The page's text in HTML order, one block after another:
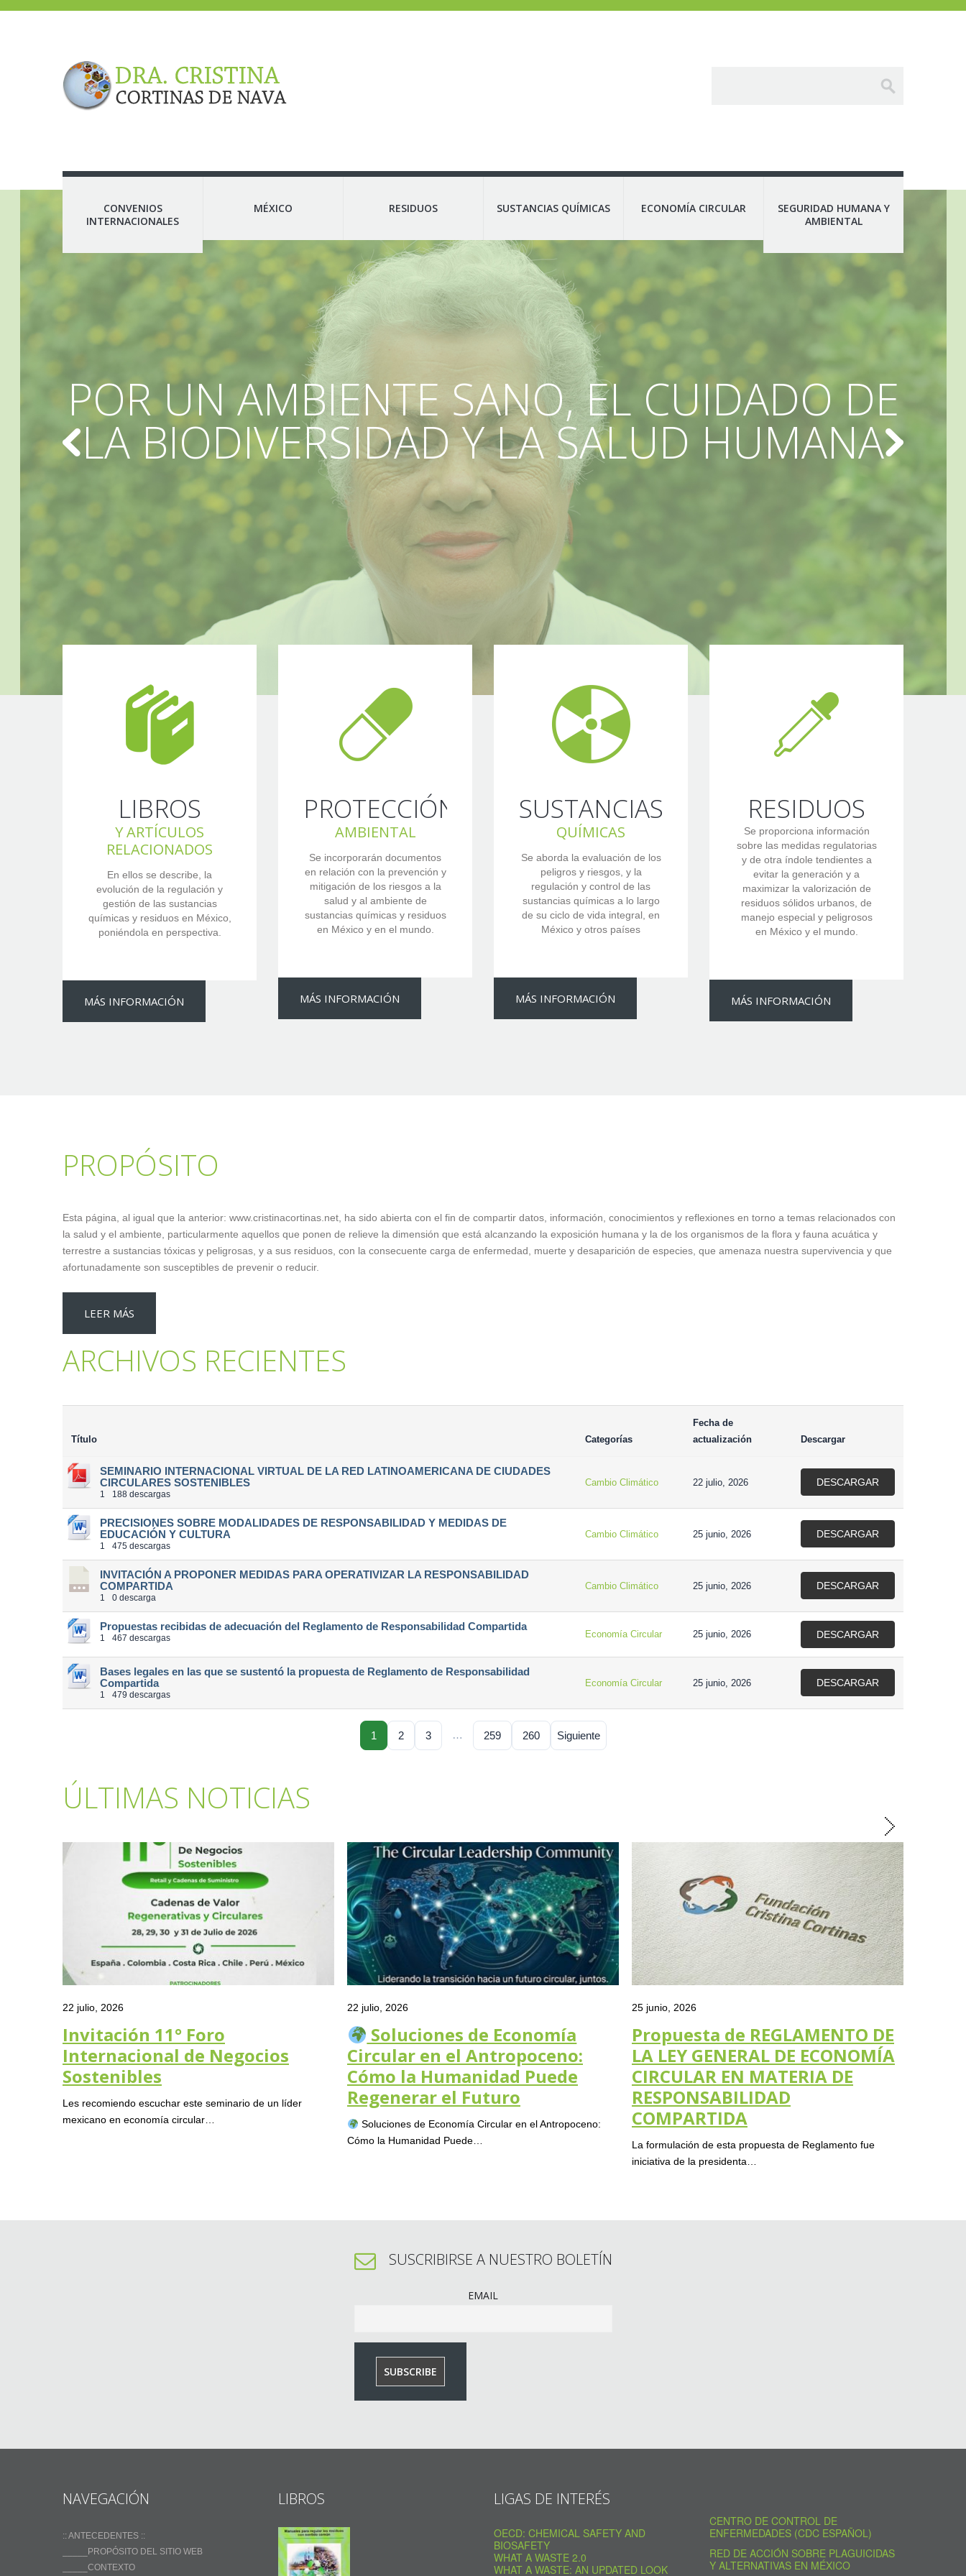
CONVENIOS
INTERNACIONALES
MÉXICO RESIDUOS SUSTANCIAS QUÍMICAS ECONOMÍA CIRCULAR
SEGURIDAD HUMANA Y
AMBIENTAL
POR UN AMBIENTE SANO, EL CUIDADO DE
LA BIODIVERSIDAD Y LA SALUD HUMANA
LIBROS
Y ARTÍCULOS
RELACIONADOS
En ellos se describe, la
evolución de la regulación y
gestión de las sustancias
químicas y residuos en México,
poniéndola en perspectiva.
MÁS INFORMACIÓN
PROTECCIÓN
AMBIENTAL
Se incorporarán documentos
en relación con la prevención y
mitigación de los riesgos a la
salud y al ambiente de
sustancias químicas y residuos
en México y en el mundo.
MÁS INFORMACIÓN
SUSTANCIAS
QUÍMICAS
Se aborda la evaluación de los
peligros y riesgos, y la
regulación y control de las
sustancias químicas a lo largo
de su ciclo de vida integral, en
México y otros países
MÁS INFORMACIÓN
RESIDUOS
Se proporciona información
sobre las medidas regulatorias
y de otra índole tendientes a
evitar la generación y a
maximizar la valorización de
residuos sólidos urbanos, de
manejo especial y peligrosos
en México y el mundo.
MÁS INFORMACIÓN
PROPÓSITO
Esta página, al igual que la anterior: www.cristinacortinas.net, ha sido abierta con el fin de compartir datos, información, conocimientos y reflexiones en torno a temas relacionados con
la salud y el ambiente, particularmente aquellos que ponen de relieve la dimensión que está alcanzando la exposición humana y la de los organismos de la flora y fauna acuática y
terrestre a sustancias tóxicas y peligrosas, y a sus residuos, con la consecuente carga de enfermedad, muerte y desaparición de especies, que amenaza nuestra supervivencia y que
afortunadamente son susceptibles de prevenir o reducir.
LEER MÁS
ARCHIVOS RECIENTES
Título Categorías
Fecha de
actualización
Descargar
SEMINARIO INTERNACIONAL VIRTUAL DE LA RED LATINOAMERICANA DE CIUDADES
CIRCULARES SOSTENIBLES
1 188 descargas
Cambio Climático 22 julio, 2026 DESCARGAR
PRECISIONES SOBRE MODALIDADES DE RESPONSABILIDAD Y MEDIDAS DE
EDUCACIÓN Y CULTURA
1 475 descargas
Cambio Climático 25 junio, 2026 DESCARGAR
INVITACIÓN A PROPONER MEDIDAS PARA OPERATIVIZAR LA RESPONSABILIDAD
COMPARTIDA
1 0 descarga
Cambio Climático 25 junio, 2026 DESCARGAR
Propuestas recibidas de adecuación del Reglamento de Responsabilidad Compartida
1 467 descargas Economía Circular 25 junio, 2026 DESCARGAR
Bases legales en las que se sustentó la propuesta de Reglamento de Responsabilidad
Compartida
1 479 descargas
Economía Circular 25 junio, 2026 DESCARGAR
1 2 3 … 259 260 Siguiente
ÚLTIMAS NOTICIAS
22 julio, 2026
Invitación 11° Foro
Internacional de Negocios
Sostenibles
Les recomiendo escuchar este seminario de un líder
mexicano en economía circular…
22 julio, 2026
Soluciones de Economía
Circular en el Antropoceno:
Cómo la Humanidad Puede
Regenerar el Futuro
Soluciones de Economía Circular en el Antropoceno:
Cómo la Humanidad Puede…
25 junio, 2026
Propuesta de REGLAMENTO DE
LA LEY GENERAL DE ECONOMÍA
CIRCULAR EN MATERIA DE
RESPONSABILIDAD
COMPARTIDA
La formulación de esta propuesta de Reglamento fue
iniciativa de la presidenta…
SUSCRIBIRSE A NUESTRO BOLETÍN
EMAIL
NAVEGACIÓN
:: ANTECEDENTES ::
_____PROPÓSITO DEL SITIO WEB
_____CONTEXTO
LIBROS LIGAS DE INTERÉS
OECD: CHEMICAL SAFETY AND
BIOSAFETY
WHAT A WASTE 2.0
WHAT A WASTE: AN UPDATED LOOK
CENTRO DE CONTROL DE
ENFERMEDADES (CDC ESPAÑOL)
RED DE ACCIÓN SOBRE PLAGUICIDAS
Y ALTERNATIVAS EN MÉXICO